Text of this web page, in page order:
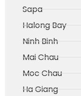
Sapa
Halong Bay
Ninh Binh
Mai Chau
Moc Chau
Ha Giang